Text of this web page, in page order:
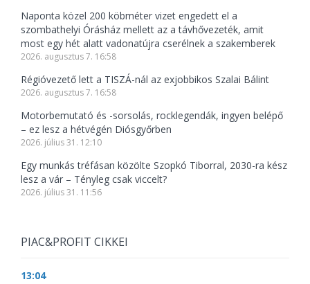
Naponta közel 200 köbméter vizet engedett el a
szombathelyi Órásház mellett az a távhővezeték, amit
most egy hét alatt vadonatújra cserélnek a szakemberek
2026. augusztus 7. 16:58
Régióvezető lett a TISZÁ-nál az exjobbikos Szalai Bálint
2026. augusztus 7. 16:58
Motorbemutató és -sorsolás, rocklegendák, ingyen belépő
– ez lesz a hétvégén Diósgyőrben
2026. július 31. 12:10
Egy munkás tréfásan közölte Szopkó Tiborral, 2030-ra kész
lesz a vár – Tényleg csak viccelt?
2026. július 31. 11:56
PIAC&PROFIT CIKKEI
13:04